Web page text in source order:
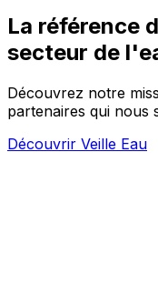
La référence
secteur de
Découvrez notre
partenaires qui nous
Découvrir Veille Eau